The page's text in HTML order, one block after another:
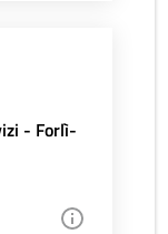
- Forlì-